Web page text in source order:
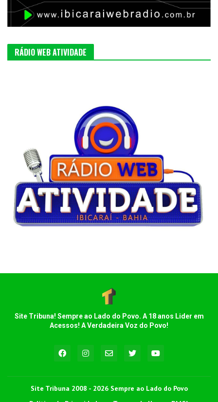
RÁDIO WEB ATIVIDADE
Site Tribuna! Sempre ao Lado do Povo. A 18 anos Lider em
Acessos! A Verdadeira Voz do Povo!
Site Tribuna 2008 - 2026 Sempre ao Lado do Povo